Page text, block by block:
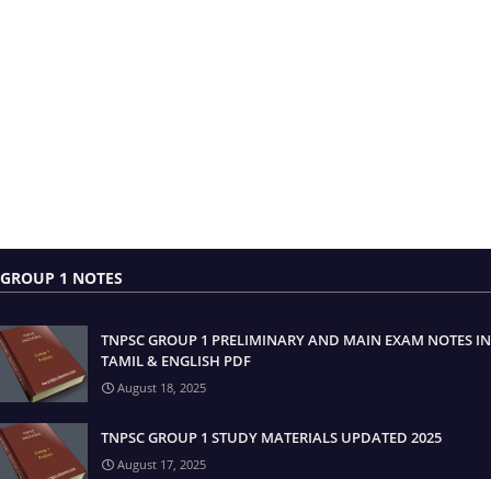
GROUP 1 NOTES
TNPSC GROUP 1 PRELIMINARY AND MAIN EXAM NOTES IN
TAMIL & ENGLISH PDF
August 18, 2025
TNPSC GROUP 1 STUDY MATERIALS UPDATED 2025
August 17, 2025